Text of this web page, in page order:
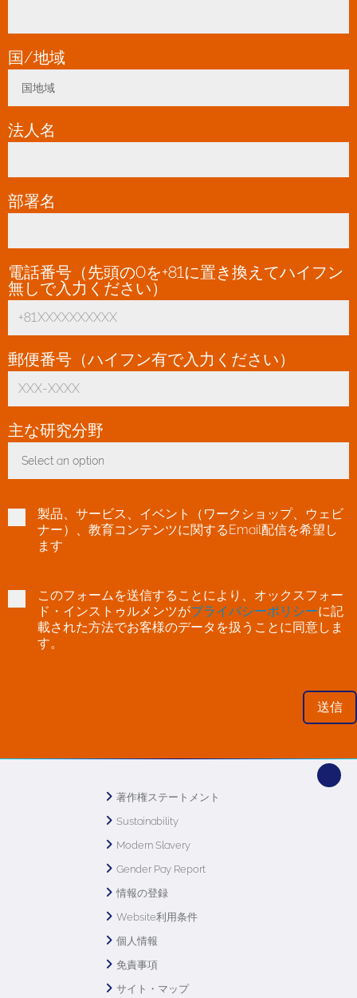
国/地域
国地域
法人名
部署名
電話番号（先頭の0を+81に置き換えてハイフン
無しで入力ください）
郵便番号（ハイフン有で入力ください）
主な研究分野
Select an option
製品、サービス、イベント（ワークショップ、ウェビ
ナー）、教育コンテンツに関するEmail配信を希望し
ます
このフォームを送信することにより、オックスフォー
ド・インストゥルメンツがプライバシーポリシーに記
載された方法でお客様のデータを扱うことに同意しま
す。
著作権ステートメント
Sustainability
Modern Slavery
Gender Pay Report
情報の登録
Website利用条件
個人情報
免責事項
サイト・マップ